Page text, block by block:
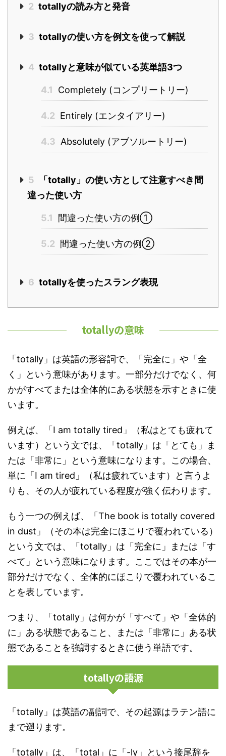
2 totallyの読み方と発音
3 totallyの使い方を例文を使って解説
4 totallyと意味が似ている英単語3つ
4.1 Completely (コンプリートリー)
4.2 Entirely (エンタイアリー)
4.3 Absolutely (アブソルートリー)
5
「totally」の使い方として注意すべき間
違った使い方
5.1 間違った使い方の例①
5.2 間違った使い方の例②
6 totallyを使ったスラング表現
totallyの意味
「totally」は英語の形容詞で、「完全に」や「全
く」という意味があります。一部分だけでなく、何
かがすべてまたは全体的にある状態を示すときに使
います。
例えば、「I am totally tired」（私はとても疲れて
います）という文では、「totally」は「とても」ま
たは「非常に」という意味になります。この場合、
単に「I am tired」（私は疲れています）と言うよ
りも、その人が疲れている程度が強く伝わります。
もう一つの例えば、「The book is totally covered
in dust」（その本は完全にほこりで覆われている）
という文では、「totally」は「完全に」または「す
べて」という意味になります。ここではその本が一
部分だけでなく、全体的にほこりで覆われているこ
とを表しています。
つまり、「totally」は何かが「すべて」や「全体的
に」ある状態であること、または「非常に」ある状
態であることを強調するときに使う単語です。
totallyの語源
「totally」は英語の副詞で、その起源はラテン語に
まで遡ります。
「totally」は、「total」に「-ly」という接尾辞を